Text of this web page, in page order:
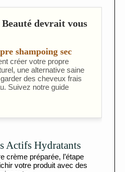
devrait vous
créer votre propre
une alternative saine
des cheveux frais
Suivez notre guide
Actifs Hydratants
crème préparée, l’étape
votre produit avec des